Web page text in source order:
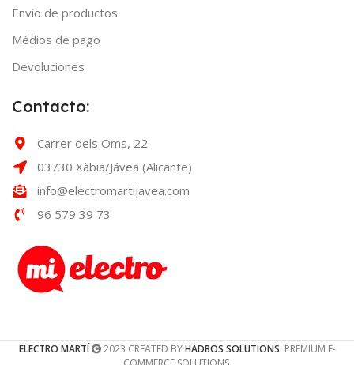
Envío de productos
Médios de pago
Devoluciones
Contacto:
Carrer dels Oms, 22
03730 Xàbia/Jávea (Alicante)
info@electromartijavea.com
96 579 39 73
ELECTRO MARTÍ 2023 CREATED BYHADBOS SOLUTIONS. PREMIUM E-